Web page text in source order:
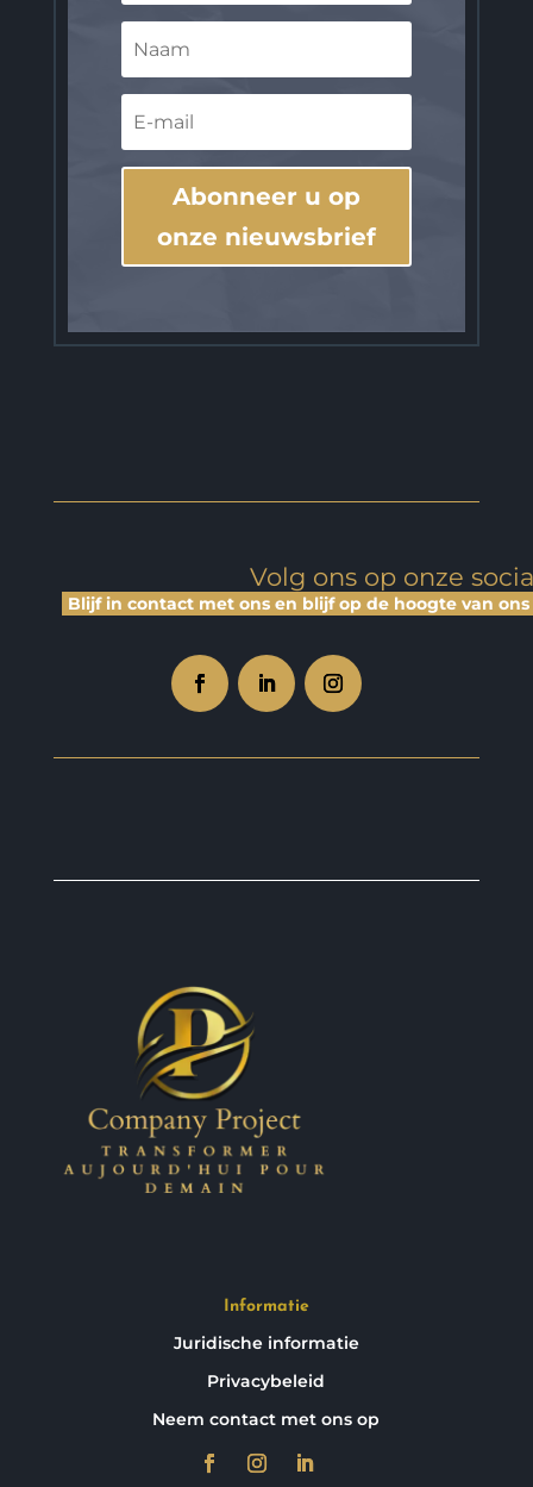
Abonneer u op
onze nieuwsbrief
Volg ons op onze
Blijf in contact met ons en blijf op de hoogte van
Informatie
Juridische informatie
Privacybeleid
Neem contact met ons op